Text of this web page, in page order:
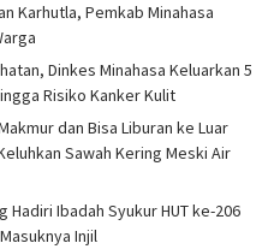
Karhutla, Pemkab Minahasa
Dinkes Minahasa Keluarkan 5
Risiko Kanker Kulit
dan Bisa Liburan ke Luar
Sawah Kering Meski Air
Hadiri Ibadah Syukur HUT ke-206
Injil